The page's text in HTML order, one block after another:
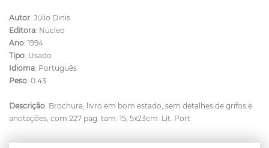
Autor: Júlio Dinis
Editora: Núcleo
Ano: 1994
Tipo: Usado
Idioma: Português
Peso: 0.43
Descrição: Brochura, livro em bom estado, sem detalhes de grifos e
anotações, com 227 pag. tam. 15, 5x23cm. Lit. Port